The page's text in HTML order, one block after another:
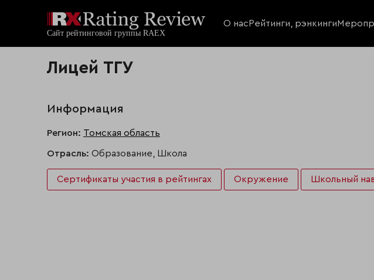
О нас Рейтинги, рэнкинги
Лицей ТГУ
Информация
Регион: Томская область
Отрасль: Образование, Школа
Сертификаты участия в рейтингах Окружение Школьный